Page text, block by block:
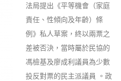
法局提出《平等機會（家庭
責任、性傾向及年齡）條
例》私人草案，終以兩票之
差被否決，當時屬於民協的
馮檢基及廖成利議員為少數
投反對票的民主派議員 。政